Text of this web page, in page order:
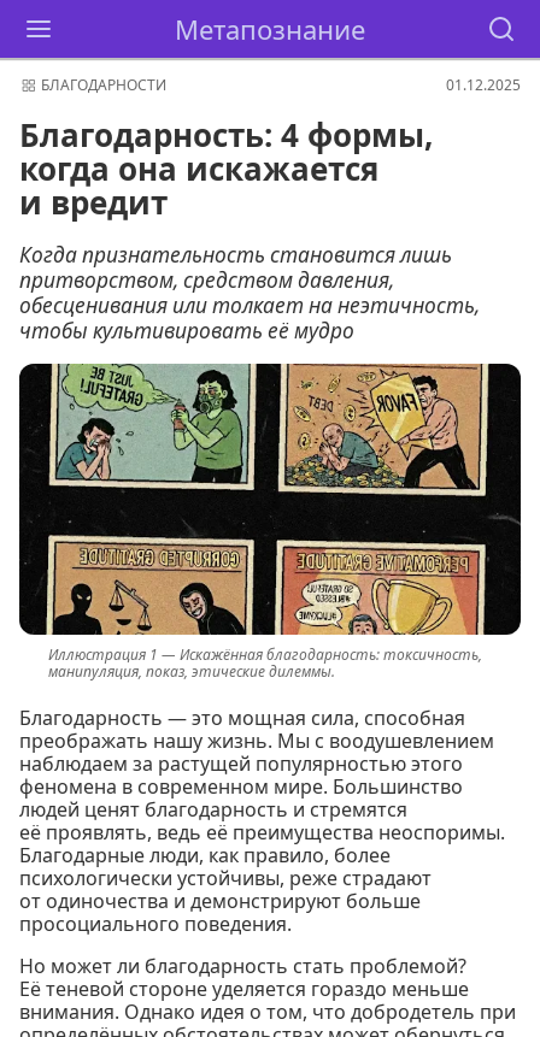
Метапознание
БЛАГОДАРНОСТИ 01.12.2025
Благодарность: 4 формы,
когда она искажается
и вредит
Когда признательность становится лишь
притворством, средством давления,
обесценивания или толкает на неэтичность,
чтобы культивировать её мудро
Искажённая благодарность: токсичность,
манипуляция, показ, этические дилеммы.
Благодарность — это мощная сила, способная
преображать нашу жизнь. Мы с воодушевлением
наблюдаем за растущей популярностью этого
феномена в современном мире. Большинство
людей ценят благодарность и стремятся
её проявлять, ведь её преимущества неоспоримы.
Благодарные люди, как правило, более
психологически устойчивы, реже страдают
от одиночества и демонстрируют больше
просоциального поведения.
Но может ли благодарность стать проблемой?
Её теневой стороне уделяется гораздо меньше
внимания. Однако идея о том, что добродетель при